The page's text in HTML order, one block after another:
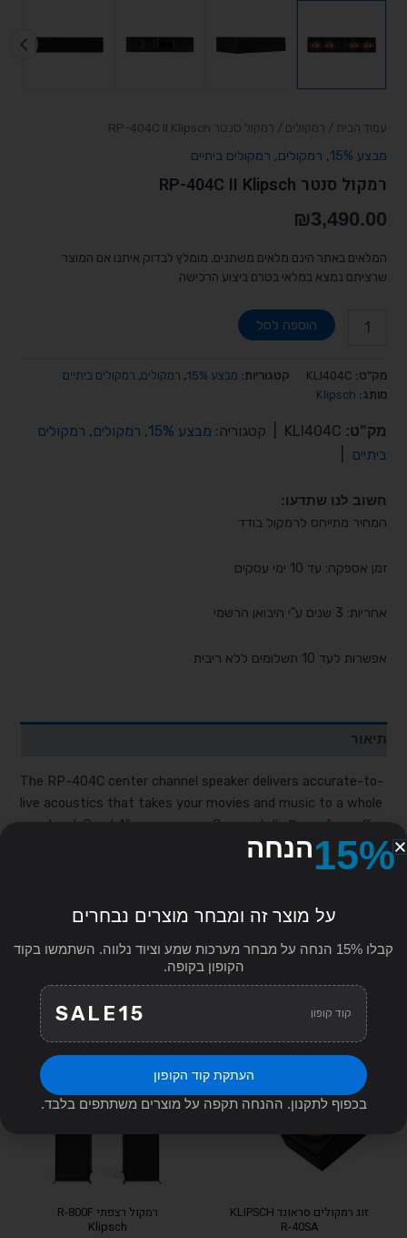
עמוד הבית / רמקולים / רמקול סנטר RP-404C II Klipsch
מבצע 15% , רמקולים, רמקולים ביתיים
רמקול סנטר RP-404C II Klipsch
₪3,490.00
המלאים באתר הינם מלאים משתנים. מומלץ לבדוק איתנו אם המוצר
שרציתם נמצא במלאי בטרם ביצוע הרכישה
הוספה לסל
מק"ט: KLI404C קטגוריות: מבצע 15% , רמקולים, רמקולים ביתיים
מותג: Klipsch
מק"ט: קטגוריה: מבצע 15% , רמקולים, רמקולים
ביתיים
חשוב לנו שתדעו:
המחיר מתייחס לרמקול בודד
זמן אספקה: עד 10 ימי עסקים
אחריות: 3 שנים ע"י היבואן הרשמי
אפשרות לעד 10 תשלומים ללא ריבית
תיאור
The RP-404C center channel speaker delivers accurate-to-
live acoustics that takes your movies and music to a whole
new level. Quad 4" copper-spun Cerametallic™ woofers offer
מוצרים קשורים
Search
זוג רמקולים סראונד KLIPSCH
R-40SA
רמקול רצפתי R-800F
Klipsch
15%הנחה
על מוצר זה ומבחר מוצרים נבחרים
קבלו 15% הנחה על מבחר מערכות שמע וציוד נלווה. השתמשו בקוד
הקופון בקופה.
קוד קופון SALE15
העתקת קוד הקופון
בכפוף לתקנון. ההנחה תקפה על מוצרים משתתפים בלבד.